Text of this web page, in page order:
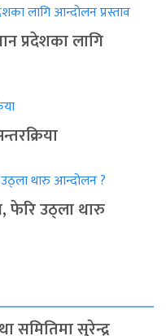
प्रदेशका लागि
फेरि उठ्ला थारु
समितिमा सुरेन्द्र